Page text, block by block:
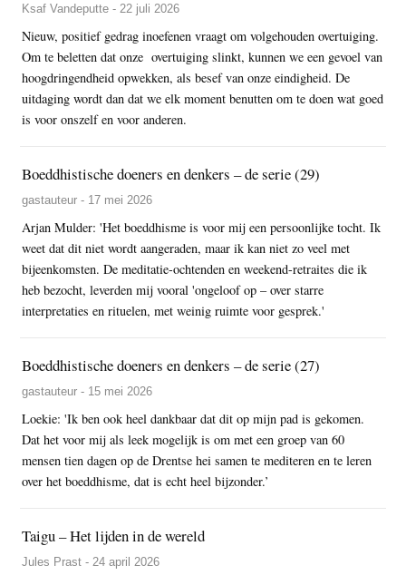
Ksaf Vandeputte - 22 juli 2026
Nieuw, positief gedrag inoefenen vraagt om volgehouden overtuiging.
Om te beletten dat onze overtuiging slinkt, kunnen we een gevoel van
hoogdringendheid opwekken, als besef van onze eindigheid. De
uitdaging wordt dan dat we elk moment benutten om te doen wat goed
is voor onszelf en voor anderen.
Boeddhistische doeners en denkers – de serie (29)
gastauteur - 17 mei 2026
Arjan Mulder: 'Het boeddhisme is voor mij een persoonlijke tocht. Ik
weet dat dit niet wordt aangeraden, maar ik kan niet zo veel met
bijeenkomsten. De meditatie-ochtenden en weekend-retraites die ik
heb bezocht, leverden mij vooral 'ongeloof op – over starre
interpretaties en rituelen, met weinig ruimte voor gesprek.'
Boeddhistische doeners en denkers – de serie (27)
gastauteur - 15 mei 2026
Loekie: 'Ik ben ook heel dankbaar dat dit op mijn pad is gekomen.
Dat het voor mij als leek mogelijk is om met een groep van 60
mensen tien dagen op de Drentse hei samen te mediteren en te leren
over het boeddhisme, dat is echt heel bijzonder.’
Taigu – Het lijden in de wereld
Jules Prast - 24 april 2026